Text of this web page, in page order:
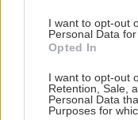
I want to opt-out
Personal Data
Opted In
I want to opt-out
Retention, Sale,
Personal Data
Purposes for
Φώτη Ιωαννίδη
ΚΡΗΤΗ
Οδοιπορικό
Πού χτυπά η